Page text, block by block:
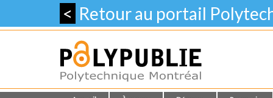
< Retour au portail